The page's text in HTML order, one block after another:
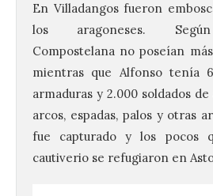
En Villadangos fueron
los aragoneses.
Compostelana no poseían
mientras que Alfonso tenía
armaduras y 2.000 soldados
arcos, espadas, palos y otras
fue capturado y los pocos
cautiverio se refugiaron en